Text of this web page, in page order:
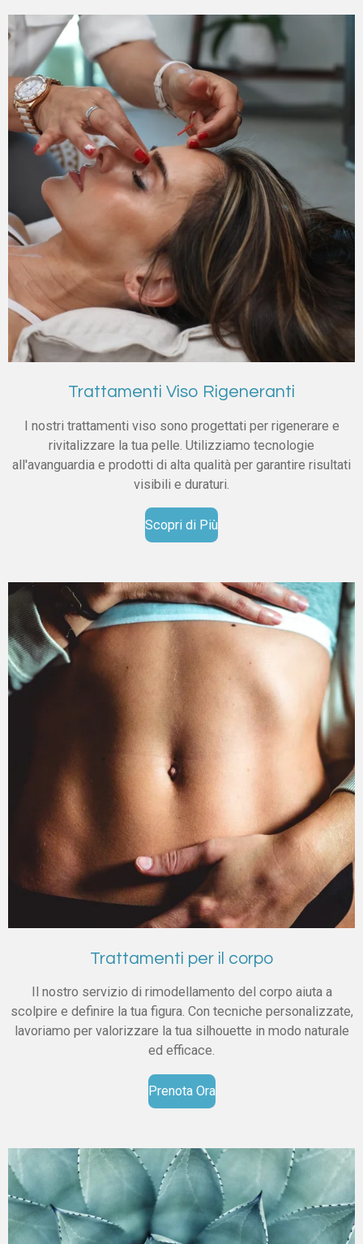
Trattamenti Viso Rigeneranti
I nostri trattamenti viso sono progettati per rigenerare e
rivitalizzare la tua pelle. Utilizziamo tecnologie
all'avanguardia e prodotti di alta qualità per garantire risultati
visibili e duraturi.
Scopri di Più
Trattamenti per il corpo
Il nostro servizio di rimodellamento del corpo aiuta a
scolpire e definire la tua figura. Con tecniche personalizzate,
lavoriamo per valorizzare la tua silhouette in modo naturale
ed efficace.
Prenota Ora